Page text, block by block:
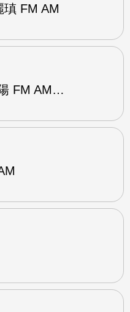
FM AM
FM AM…